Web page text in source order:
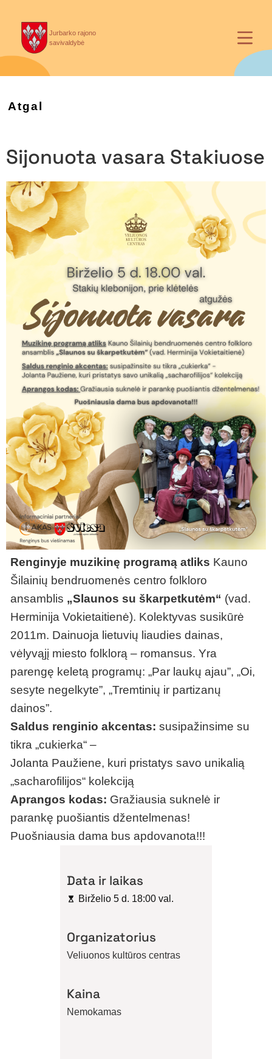
Jurbarko rajono
savivaldybė
Atgal
Sijonuota vasara Stakiuose
Renginyje muzikinę programą atliks Kauno
Šilainių bendruomenės centro folkloro
ansamblis „Slaunos su škarpetkutėm“ (vad.
Herminija Vokietaitienė). Kolektyvas susikūrė
2011m. Dainuoja lietuvių liaudies dainas,
vėlyvąjį miesto folklorą – romansus. Yra
parengę keletą programų: „Par laukų ajau”, „Oi,
sesyte negelkyte”, „Tremtinių ir partizanų
dainos”.
Saldus renginio akcentas: susipažinsime su
tikra „cukierka“ –
Jolanta Paužiene, kuri pristatys savo unikalią
„sacharofilijos“ kolekciją
Aprangos kodas: Gražiausia suknelė ir
parankę puošiantis džentelmenas!
Puošniausia dama bus apdovanota!!!
Data ir laikas
Birželio 5 d. 18:00 val.
Organizatorius
Veliuonos kultūros centras
Kaina
Nemokamas